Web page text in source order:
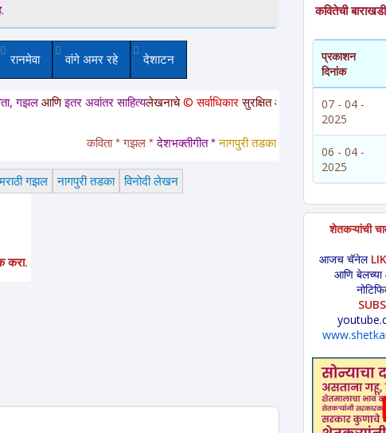
रानमेवा वांगे अमर रहे देशाटन
इतर अवांतर साहित्यलेखनाचे© सर्वाधिकारसुरक्षित आहेत. या साईटवरचे साहित्य इतरांना
कविता * गझल * देशभक्तीगीत * नागपुरी तडका * लावणी * अंगाईगीत *
मराठी गझल नागपुरी तडका विनोदी लेखन
करा.
कवितेची
प्रकाशन
दिनांक
07 - 04 -
2025
06 - 04 -
2025
शेतकऱ्यांची
आजच चॅनेल
आणि